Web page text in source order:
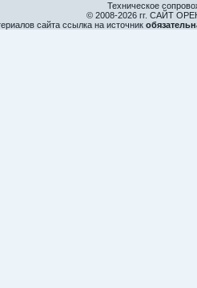
Техническое
© 2008-2026 гг. САЙТ
сайта ссылка на источник